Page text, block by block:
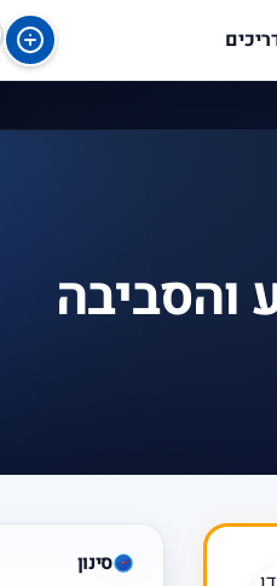
והסביבה
סינון